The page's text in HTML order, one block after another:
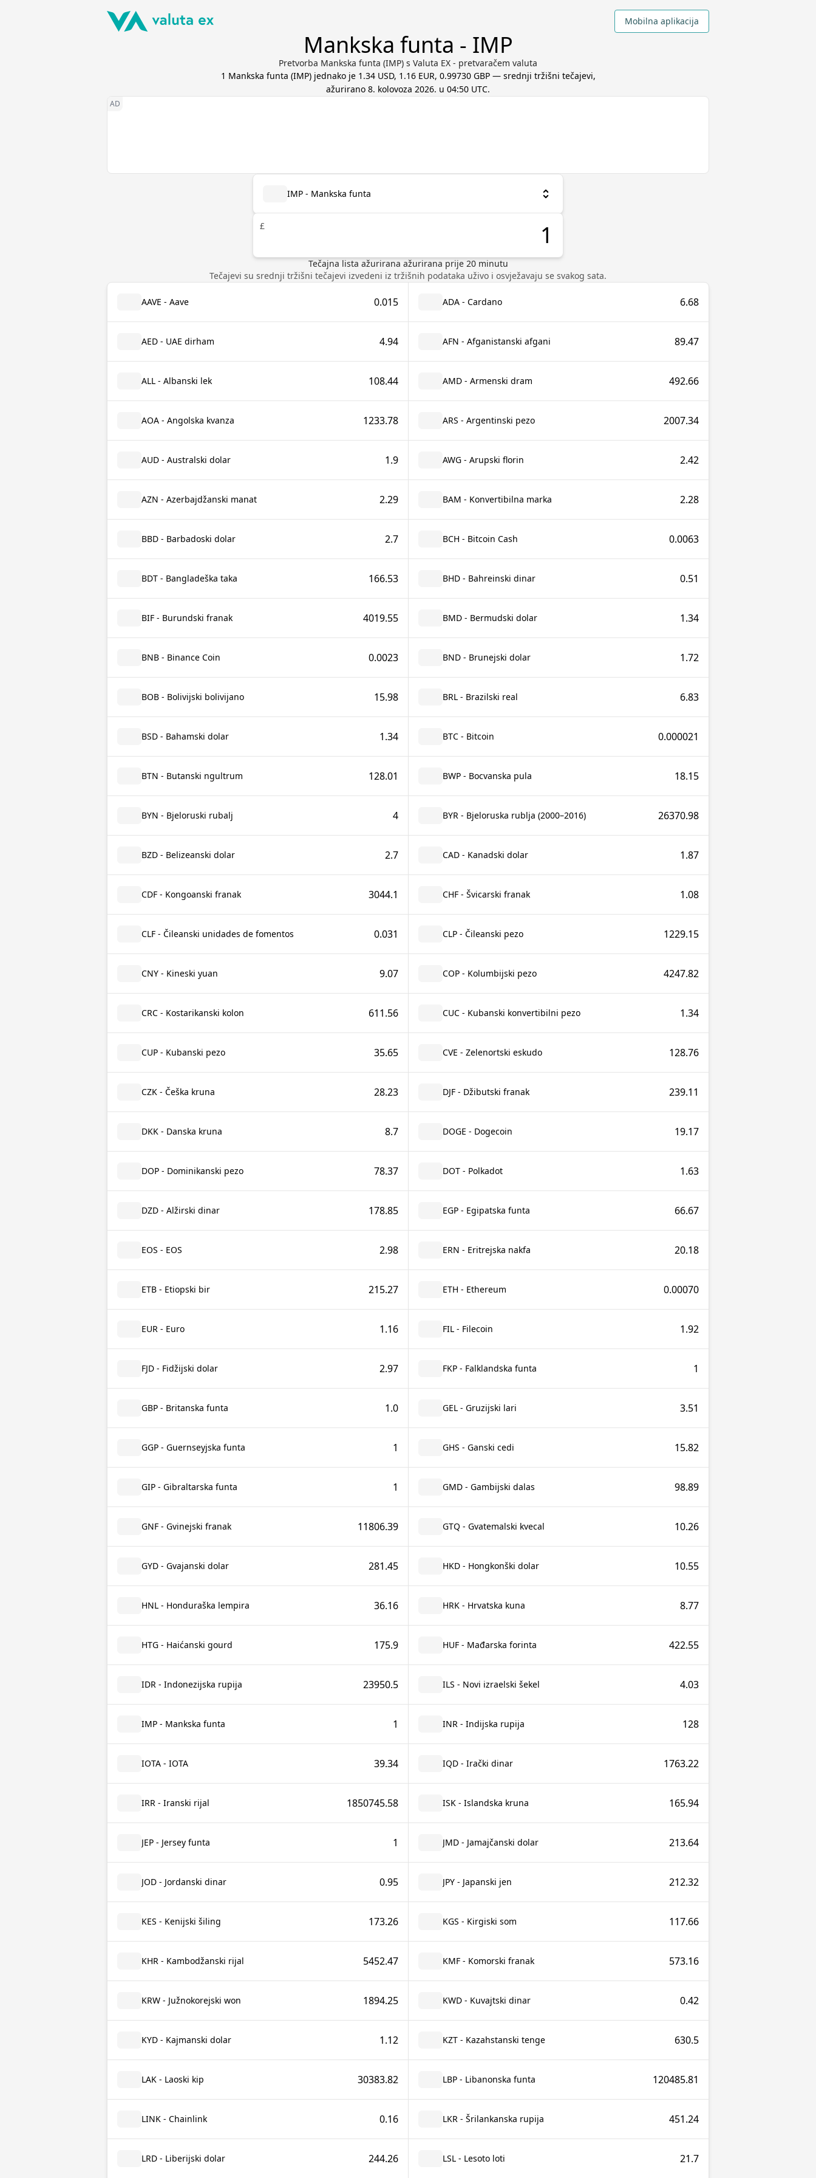
Mobilna aplikacija
Mankska funta - IMP
Pretvorba Mankska funta (IMP) s Valuta EX - pretvaračem valuta
1 Mankska funta (IMP) jednako je 1.34 USD, 1.16 EUR, 0.99730 GBP— srednji tržišni tečajevi,
ažurirano 8. kolovoza 2026. u 04:50 UTC.
IMP - Mankska funta
£
Tečajna lista ažurirana ažurirana prije 20minutu
Tečajevi su srednji tržišni tečajevi izvedeni iz tržišnih podataka uživo i osvježavaju se svakog sata.
AAVE - Aave 0.015 ADA - Cardano 6.68
AED - UAE dirham 4.94 AFN - Afganistanski afgani 89.47
ALL - Albanski lek 108.44 AMD - Armenski dram 492.66
AOA - Angolska kvanza 1233.78 ARS - Argentinski pezo 2007.34
AUD - Australski dolar 1.9 AWG - Arupski florin 2.42
AZN - Azerbajdžanski manat 2.29 BAM - Konvertibilna marka 2.28
BBD - Barbadoski dolar 2.7 BCH - Bitcoin Cash 0.0063
BDT - Bangladeška taka 166.53 BHD - Bahreinski dinar 0.51
BIF - Burundski franak 4019.55 BMD - Bermudski dolar 1.34
BNB - Binance Coin 0.0023 BND - Brunejski dolar 1.72
BOB - Bolivijski bolivijano 15.98 BRL - Brazilski real 6.83
BSD - Bahamski dolar 1.34 BTC - Bitcoin 0.000021
BTN - Butanski ngultrum 128.01 BWP - Bocvanska pula 18.15
BYN - Bjeloruski rubalj 4 BYR - Bjeloruska rublja (2000–2016) 26370.98
BZD - Belizeanski dolar 2.7 CAD - Kanadski dolar 1.87
CDF - Kongoanski franak 3044.1 CHF - Švicarski franak 1.08
CLF - Čileanski unidades de fomentos 0.031 CLP - Čileanski pezo 1229.15
CNY - Kineski yuan 9.07 COP - Kolumbijski pezo 4247.82
CRC - Kostarikanski kolon 611.56 CUC - Kubanski konvertibilni pezo 1.34
CUP - Kubanski pezo 35.65 CVE - Zelenortski eskudo 128.76
CZK - Češka kruna 28.23 DJF - Džibutski franak 239.11
DKK - Danska kruna 8.7 DOGE - Dogecoin 19.17
DOP - Dominikanski pezo 78.37 DOT - Polkadot 1.63
DZD - Alžirski dinar 178.85 EGP - Egipatska funta 66.67
EOS - EOS 2.98 ERN - Eritrejska nakfa 20.18
ETB - Etiopski bir 215.27 ETH - Ethereum 0.00070
EUR - Euro 1.16 FIL - Filecoin 1.92
FJD - Fidžijski dolar 2.97 FKP - Falklandska funta 1
GBP - Britanska funta 1.0 GEL - Gruzijski lari 3.51
GGP - Guernseyjska funta 1 GHS - Ganski cedi 15.82
GIP - Gibraltarska funta 1 GMD - Gambijski dalas 98.89
GNF - Gvinejski franak 11806.39 GTQ - Gvatemalski kvecal 10.26
GYD - Gvajanski dolar 281.45 HKD - Hongkonški dolar 10.55
HNL - Honduraška lempira 36.16 HRK - Hrvatska kuna 8.77
HTG - Haićanski gourd 175.9 HUF - Mađarska forinta 422.55
IDR - Indonezijska rupija 23950.5 ILS - Novi izraelski šekel 4.03
IMP - Mankska funta 1 INR - Indijska rupija 128
IOTA - IOTA 39.34 IQD - Irački dinar 1763.22
IRR - Iranski rijal 1850745.58 ISK - Islandska kruna 165.94
JEP - Jersey funta 1 JMD - Jamajčanski dolar 213.64
JOD - Jordanski dinar 0.95 JPY - Japanski jen 212.32
KES - Kenijski šiling 173.26 KGS - Kirgiski som 117.66
KHR - Kambodžanski rijal 5452.47 KMF - Komorski franak 573.16
KRW - Južnokorejski won 1894.25 KWD - Kuvajtski dinar 0.42
KYD - Kajmanski dolar 1.12 KZT - Kazahstanski tenge 630.5
LAK - Laoski kip 30383.82 LBP - Libanonska funta 120485.81
LINK - Chainlink 0.16 LKR - Šrilankanska rupija 451.24
LRD - Liberijski dolar 244.26 LSL - Lesoto loti 21.7